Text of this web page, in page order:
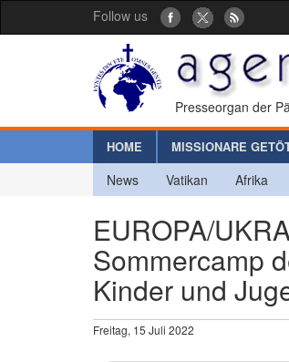
Follow us
Presseorgan der
HOME MISSIONARE
News Vatikan Afrika
EUROPA/
Sommercamp
Kinder und
Freitag, 15 Juli 2022